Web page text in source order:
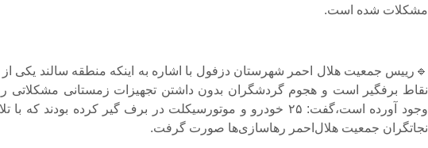
مشکلات شده است.
🔹رییس جمعیت هلال احمر شهرستان دزفول با اشاره به اینکه منطقه سالند یکی از
نقاط برفگیر است و هجوم گردشگران بدون داشتن تجهیزات زمستانی مشکلاتی
وجود آورده است،گفت: ۲۵ خودرو و موتورسیکلت در برف گیر کرده بودند که با
نجاتگران جمعیت هلال‌احمر رهاسازی‌ها صورت گرفت.